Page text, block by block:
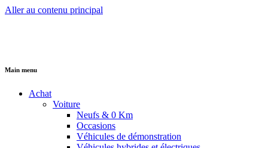
Aller au contenu principal
Main menu
Achat
Voiture
Neufs & 0 Km
Occasions
Véhicules de démonstration